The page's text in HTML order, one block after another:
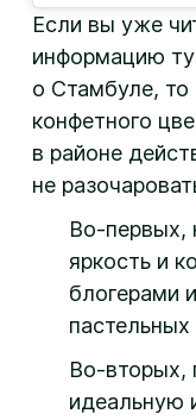
Если вы уже
информацию
о Стамбуле,
конфетного
в районе
не
Во-первых,
яркость и
блогерами
пастельных
Во-вторых,
идеальную